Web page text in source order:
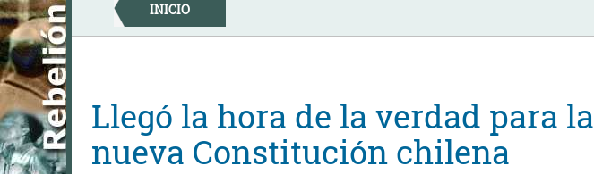
Skip
to
content
INICIO
Llegó la hora de la verdad para la
nueva Constitución chilena